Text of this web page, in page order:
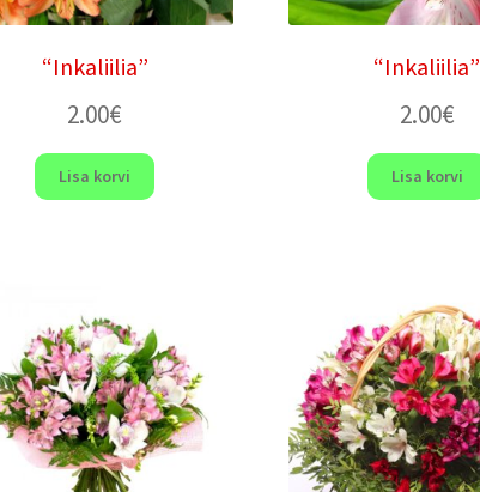
“Inkaliilia”
2.00€
Lisa korvi
“Inkaliilia”
2.00€
Lisa korvi